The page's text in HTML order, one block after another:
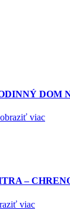
DOM
viac
–
viac